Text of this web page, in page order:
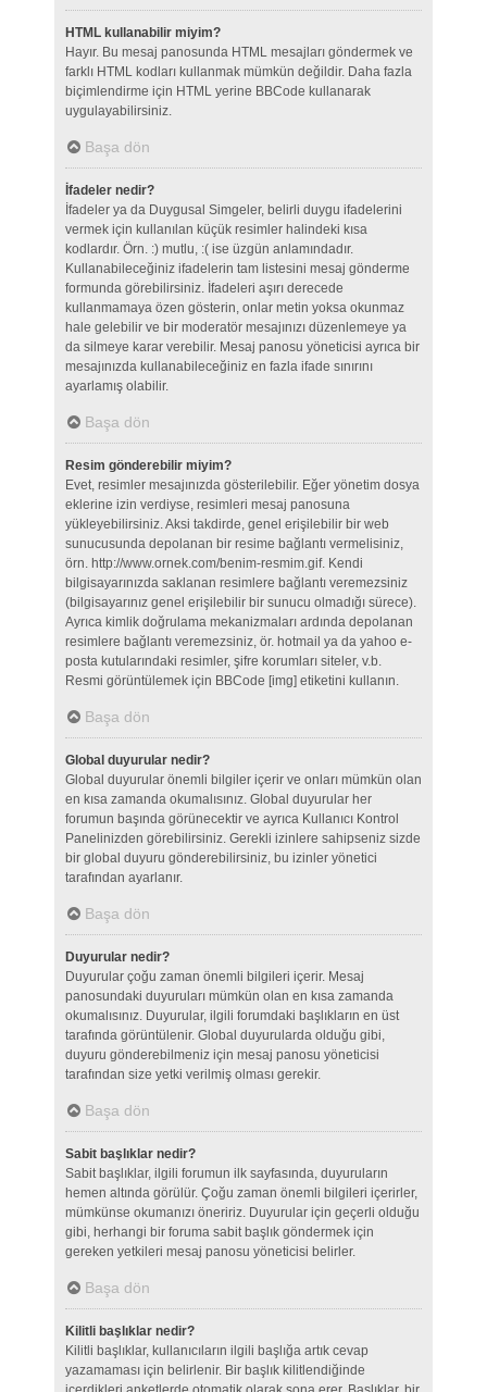
HTML kullanabilir miyim?
Hayır. Bu mesaj panosunda HTML mesajları göndermek ve
farklı HTML kodları kullanmak mümkün değildir. Daha fazla
biçimlendirme için HTML yerine BBCode kullanarak
uygulayabilirsiniz.
Başa dön
İfadeler nedir?
İfadeler ya da Duygusal Simgeler, belirli duygu ifadelerini
vermek için kullanılan küçük resimler halindeki kısa
kodlardır. Örn. :) mutlu, :( ise üzgün anlamındadır.
Kullanabileceğiniz ifadelerin tam listesini mesaj gönderme
formunda görebilirsiniz. İfadeleri aşırı derecede
kullanmamaya özen gösterin, onlar metin yoksa okunmaz
hale gelebilir ve bir moderatör mesajınızı düzenlemeye ya
da silmeye karar verebilir. Mesaj panosu yöneticisi ayrıca bir
mesajınızda kullanabileceğiniz en fazla ifade sınırını
ayarlamış olabilir.
Başa dön
Resim gönderebilir miyim?
Evet, resimler mesajınızda gösterilebilir. Eğer yönetim dosya
eklerine izin verdiyse, resimleri mesaj panosuna
yükleyebilirsiniz. Aksi takdirde, genel erişilebilir bir web
sunucusunda depolanan bir resime bağlantı vermelisiniz,
örn. http://www.ornek.com/benim-resmim.gif. Kendi
bilgisayarınızda saklanan resimlere bağlantı veremezsiniz
(bilgisayarınız genel erişilebilir bir sunucu olmadığı sürece).
Ayrıca kimlik doğrulama mekanizmaları ardında depolanan
resimlere bağlantı veremezsiniz, ör. hotmail ya da yahoo e-
posta kutularındaki resimler, şifre korumları siteler, v.b.
Resmi görüntülemek için BBCode [img] etiketini kullanın.
Başa dön
Global duyurular nedir?
Global duyurular önemli bilgiler içerir ve onları mümkün olan
en kısa zamanda okumalısınız. Global duyurular her
forumun başında görünecektir ve ayrıca Kullanıcı Kontrol
Panelinizden görebilirsiniz. Gerekli izinlere sahipseniz sizde
bir global duyuru gönderebilirsiniz, bu izinler yönetici
tarafından ayarlanır.
Başa dön
Duyurular nedir?
Duyurular çoğu zaman önemli bilgileri içerir. Mesaj
panosundaki duyuruları mümkün olan en kısa zamanda
okumalısınız. Duyurular, ilgili forumdaki başlıkların en üst
tarafında görüntülenir. Global duyurularda olduğu gibi,
duyuru gönderebilmeniz için mesaj panosu yöneticisi
tarafından size yetki verilmiş olması gerekir.
Başa dön
Sabit başlıklar nedir?
Sabit başlıklar, ilgili forumun ilk sayfasında, duyuruların
hemen altında görülür. Çoğu zaman önemli bilgileri içerirler,
mümkünse okumanızı öneririz. Duyurular için geçerli olduğu
gibi, herhangi bir foruma sabit başlık göndermek için
gereken yetkileri mesaj panosu yöneticisi belirler.
Başa dön
Kilitli başlıklar nedir?
Kilitli başlıklar, kullanıcıların ilgili başlığa artık cevap
yazamaması için belirlenir. Bir başlık kilitlendiğinde